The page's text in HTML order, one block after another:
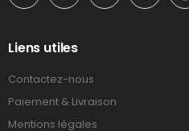
Liens utiles
Contactez-nous
Paiement & Livraison
Mentions légales